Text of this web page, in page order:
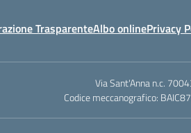
TrasparenteAlbo onlinePrivacy
Via Sant'Anna n.c.
Codice meccanografico: